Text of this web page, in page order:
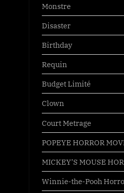
Monstre
Disaster
Birthday
Requin
Budget Limité
Clown
Court Metrage
POPEYE HORROR
MICKEY’S MOUSE
Winnie-the-Pooh